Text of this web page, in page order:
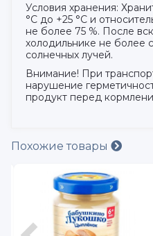
Условия хранения:
°С до +25 °С и
не более 75 %. После
холодильнике не более
солнечных лучей.
Внимание! При
нарушение
продукт перед
Похожие товары